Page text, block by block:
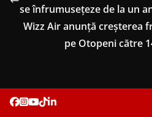
se înfrumusețeze de la un
Wizz Air anunță creșterea
pe Otopeni către